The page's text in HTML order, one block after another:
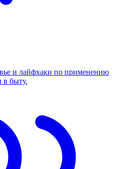
и лайфхаки по применению
в быту.